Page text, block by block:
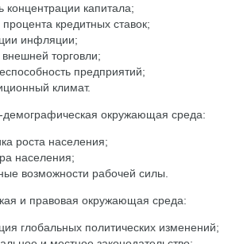
концентрации капитала;
кредитных ставок;
инфляции;
торговли;
предприятий;
климат.
демографическая окружающая среда:
роста населения;
населения;
возможности рабочей силы.
и правовая окружающая среда:
глобальных политических изменений;